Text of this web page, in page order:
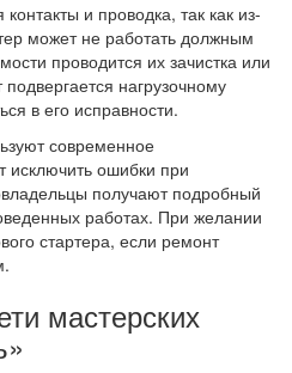
и проводка, так как из-
может не работать должным
проводится их зачистка или
нагрузочному
в его исправности.
современное
исключить ошибки при
получают подробный
работах. При желании
стартера, если ремонт
мастерских